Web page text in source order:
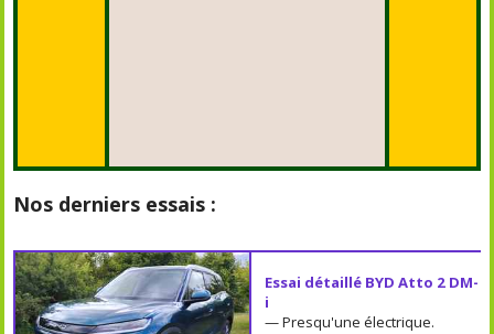
Nos derniers essais :
Essai détaillé BYD Atto 2 DM-
i
— Presqu'une électrique.